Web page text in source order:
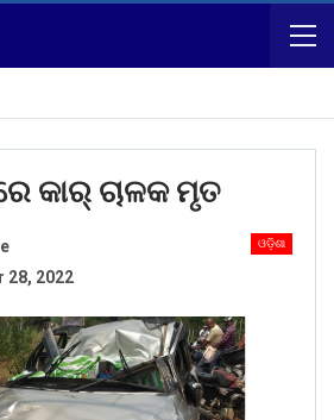
କାର୍ ଚାଳକ ମୃତ
ଓଡ଼ିଶା
28, 2022